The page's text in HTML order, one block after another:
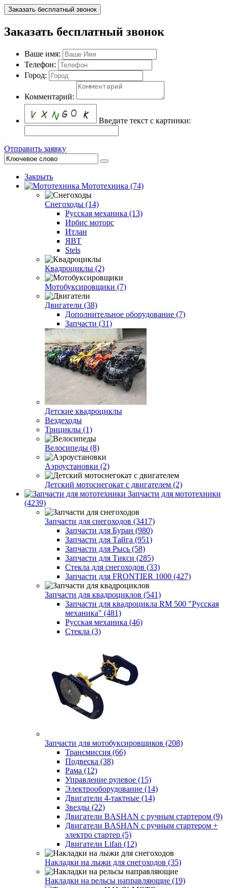
Заказать бесплатный звонок
Заказать бесплатный звонок
Ваше имя:
Телефон:
Город:
Комментарий:
Введите текст с картинки:
Отправить заявку
Закрыть
Мототехника (74)
Снегоходы (14)
Русская механика (13)
Ирбис моторс
Итлан
ЯВТ
Stels
Квадроциклы (2)
Мотобуксировщики (7)
Двигатели (38)
Дополнительное оборудование (7)
Запчасти (31)
Детские квадроциклы
Вездеходы
Трициклы (1)
Велосипеды (8)
Аэроустановки (2)
Детский мотоснегокат с двигателем (2)
Запчасти для мототехники
(4239)
Запчасти для снегоходов (3417)
Запчасти для Буран (980)
Запчасти для Тайга (951)
Запчасти для Рысь (58)
Запчасти для Тикси (285)
Стекла для снегоходов (33)
Запчасти для FRONTIER 1000 (427)
Запчасти для квадроциклов (541)
Запчасти для квадроцикла RM 500 "Русская
механика" (481)
Русская механика (46)
Стекла (3)
Запчасти для мотобуксировщиков (208)
Трансмиссия (66)
Подвеска (38)
Рама (12)
Управление рулевое (15)
Электрооборудование (14)
Двигатели 4-тактные (14)
Звезды (22)
Двигатели BASHAN с ручным стартером (9)
Двигатели BASHAN с ручным стартером +
электро стартер (5)
Двигатели Lifan (12)
Накладки на лыжи для снегоходов (35)
Накладки на рельсы направляющие (19)